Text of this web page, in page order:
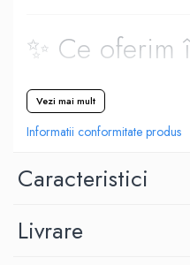
✨ Ce oferim
✅Livrare express în 2-4 ore
România
✅ Felicitare cadou inclusă
creează un moment de neuitat
detalii, pentru o prezentare
încât nuanțele pot
afișate. Fiecare buchet
Vezi mai mult
Informatii conformitate produs
Caracteristici
Livrare